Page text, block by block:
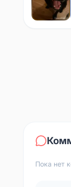
Пока нет